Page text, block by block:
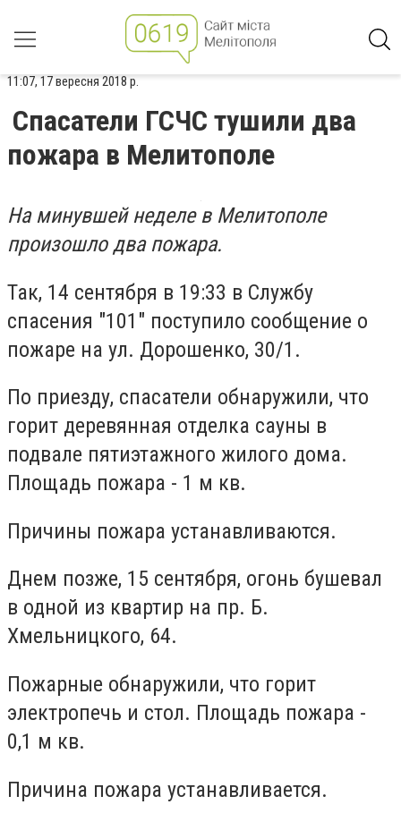
11:07, 17 вересня 2018 р.
Спасатели ГСЧС тушили два
пожара в Мелитополе
На минувшей неделе в Мелитополе
произошло два пожара.
Так, 14 сентября в 19:33 в Службу
спасения "101" поступило сообщение о
пожаре на ул. Дорошенко, 30/1.
По приезду, спасатели обнаружили, что
горит деревянная отделка сауны в
подвале пятиэтажного жилого дома.
Площадь пожара - 1 м кв.
Причины пожара устанавливаются.
Днем позже, 15 сентября, огонь бушевал
в одной из квартир на пр. Б.
Хмельницкого, 64.
Пожарные обнаружили, что горит
электропечь и стол. Площадь пожара -
0,1 м кв.
Причина пожара устанавливается.